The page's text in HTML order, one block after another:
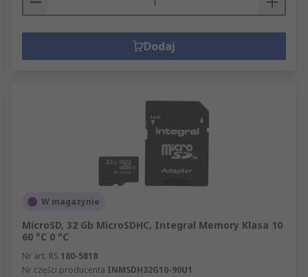
Dodaj
W magazynie
MicroSD, 32 Gb MicroSDHC, Integral Memory Klasa 10
60 °C 0 °C
Nr art. RS 180-5818
Nr części producenta INMSDH32G10-90U1